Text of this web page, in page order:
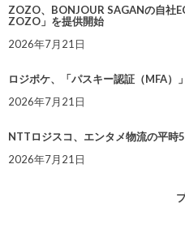
ZOZO、BONJOUR SAGANの自社
ZOZO」を提供開始
2026年7月21日
ロジポケ、「パスキー認証（MFA）
2026年7月21日
NTTロジスコ、エンタメ物流の平
2026年7月21日